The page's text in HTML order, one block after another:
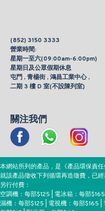
(852) 3150 3333
營業時間:
星期一至六(09:00am-6:00pm)
星期日及公眾假期休息
屯門 , 青楊街 , 鴻昌工業中心 ,
二期 3 樓 D 室(不設陳列室)
關注我們
本網站所列的產品，是《產品環保責
就該產品徵收下列循環再造徵費，已
另行付費：
空調機：每部$125 | 電冰箱：每部
濕機：每部$125 | 電視機：每部$165 |